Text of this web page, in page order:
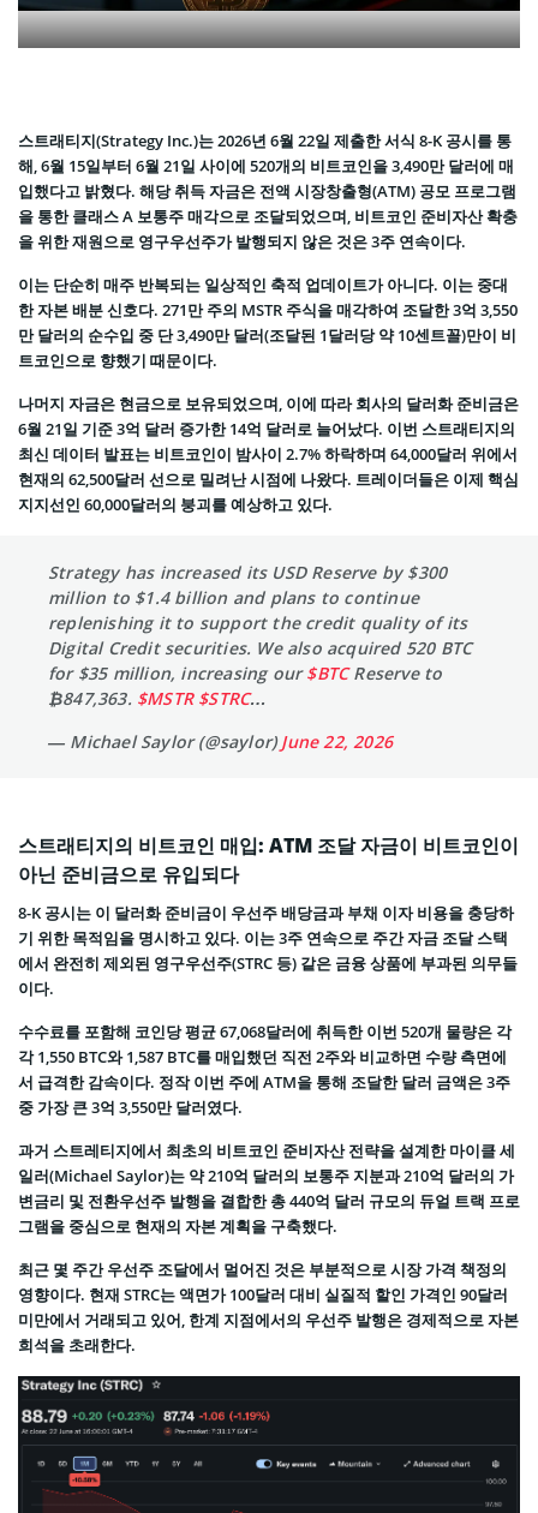
스트래티지(Strategy Inc.)는 2026년 6월 22일 제출한 서식 8-K 공시를 통
해, 6월 15일부터 6월 21일 사이에 520개의 비트코인을 3,490만 달러에 매
입했다고 밝혔다. 해당 취득 자금은 전액 시장창출형(ATM) 공모 프로그램
을 통한 클래스 A 보통주 매각으로 조달되었으며, 비트코인 준비자산 확충
을 위한 재원으로 영구우선주가 발행되지 않은 것은 3주 연속이다.
이는 단순히 매주 반복되는 일상적인 축적 업데이트가 아니다. 이는 중대
한 자본 배분 신호다. 271만 주의 MSTR 주식을 매각하여 조달한 3억 3,550
만 달러의 순수입 중 단 3,490만 달러(조달된 1달러당 약 10센트꼴)만이 비
트코인으로 향했기 때문이다.
나머지 자금은 현금으로 보유되었으며, 이에 따라 회사의 달러화 준비금은
6월 21일 기준 3억 달러 증가한 14억 달러로 늘어났다. 이번 스트래티지의
최신 데이터 발표는 비트코인이 밤사이 2.7% 하락하며 64,000달러 위에서
현재의 62,500달러 선으로 밀려난 시점에 나왔다. 트레이더들은 이제 핵심
지지선인 60,000달러의 붕괴를 예상하고 있다.
Strategy has increased its USD Reserve by $300
million to $1.4 billion and plans to continue
replenishing it to support the credit quality of its
Digital Credit securities. We also acquired 520 BTC
for $35 million, increasing our$BTCReserve to
₿847,363. $MSTR $STRC…
— Michael Saylor (@saylor)June 22, 2026
스트래티지의 비트코인 매입: ATM 조달 자금이 비트코인이
아닌 준비금으로 유입되다
8-K 공시는 이 달러화 준비금이 우선주 배당금과 부채 이자 비용을 충당하
기 위한 목적임을 명시하고 있다. 이는 3주 연속으로 주간 자금 조달 스택
에서 완전히 제외된 영구우선주(STRC 등) 같은 금융 상품에 부과된 의무들
이다.
수수료를 포함해 코인당 평균 67,068달러에 취득한 이번 520개 물량은 각
각 1,550 BTC와 1,587 BTC를 매입했던 직전 2주와 비교하면 수량 측면에
서 급격한 감속이다. 정작 이번 주에 ATM을 통해 조달한 달러 금액은 3주
중 가장 큰 3억 3,550만 달러였다.
과거 스트레티지에서 최초의 비트코인 준비자산 전략을 설계한 마이클 세
일러(Michael Saylor)는 약 210억 달러의 보통주 지분과 210억 달러의 가
변금리 및 전환우선주 발행을 결합한 총 440억 달러 규모의 듀얼 트랙 프로
그램을 중심으로 현재의 자본 계획을 구축했다.
최근 몇 주간 우선주 조달에서 멀어진 것은 부분적으로 시장 가격 책정의
영향이다. 현재 STRC는 액면가 100달러 대비 실질적 할인 가격인 90달러
미만에서 거래되고 있어, 한계 지점에서의 우선주 발행은 경제적으로 자본
희석을 초래한다.